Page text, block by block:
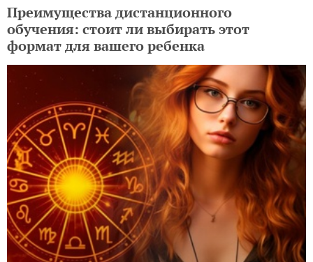
Преимущества дистанционного
обучения: стоит ли выбирать этот
формат для вашего ребенка